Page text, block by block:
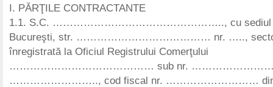
I. PĂRŢILE CONTRACTANTE
1.1. S.C. ………………………………………….., cu sediul
Bucureşti, str. ………………………………… nr. …..,
înregistrată la Oficiul Registrului Comerţului
…………………………………… sub nr.
…………………….., cod fiscal nr. ………………………